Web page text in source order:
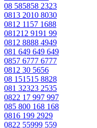
08 585858 2323
0813 2010 8030
0812 1157 1688
081212 9191 99
0812 8888 4949
081 649 649 649
0857 6777 6777
0812 30 5656
08 151515 8828
081 32323 2535
0822 17 997 997
085 800 168 168
0816 199 2929
0822 55999 559